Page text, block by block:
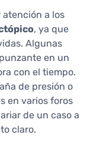
a los
, ya que
Algunas
en un
con el tiempo.
de presión o
en varios foros
de un caso a
claro.